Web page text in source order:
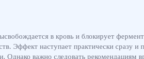
в кровь и блокирует
Эффект наступает практически сразу
важно следовать рекомендациям